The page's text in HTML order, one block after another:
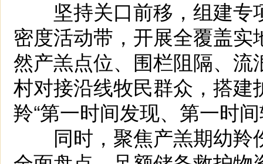
坚持关口前移，组建专
密度活动带，开展全覆盖
然产羔点位、围栏阻隔、
村对接沿线牧民群众，搭
羚“第一时间发现、第一时
同时，聚焦产羔期幼羚